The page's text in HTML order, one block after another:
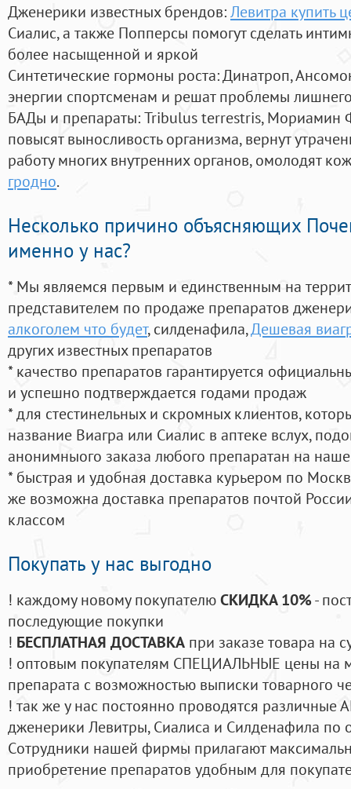
Дженерики известных брендов:Левитра купить
Сиалис, а также Попперсы помогут сделать
более насыщенной и яркой
Синтетические гормоны роста: Динатроп,
энергии спортсменам и решат проблемы
БАДы и препараты:Tribulus terrestris, Мориамин
повысят выносливость организма, вернут
работу многих внутренних органов, омолодят
гродно.
Несколько причино объясняющих
именно у нас?
* Мы являемся первым и единственным на
представителем по продаже препаратов
алкоголем что будет, силденафила,Дешевая
других известных препаратов
* качество препаратов гарантируется
и успешно подтверждается годами продаж
* для стестинельных и скромных клиентов,
название Виагра или Сиалис в аптеке вслух,
анонимныого заказа любого препаратан на
* быстрая и удобная доставка курьером по
же возможна доставка препаратов почтой
классом
Покупать у нас выгодно
! каждому новому покупателюСКИДКА 10%-
последующие покупки
! БЕСПЛАТНАЯ ДОСТАВКА при заказе товара на
! оптовым покупателям СПЕЦИАЛЬНЫЕ цены на
препарата с возможностью выписки товарного
! так же у нас постоянно проводятся
дженерики Левитры, Сиалиса и Силденафила по
Cотрудники нашей фирмы прилагают
приобретение препаратов удобным для